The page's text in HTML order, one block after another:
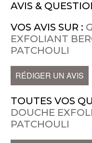
AVIS &
VOS AVIS SUR :
EXFOLIANT
PATCHOULI
RÉDIGER UN AVIS
TOUTES VOS
DOUCHE
PATCHOULI